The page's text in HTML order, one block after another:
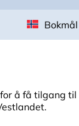
Bokmål
å få tilgang til